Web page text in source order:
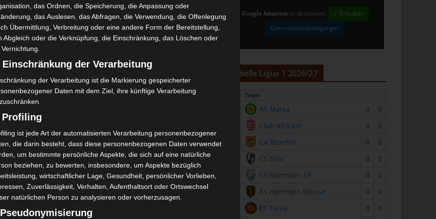
Gordon House, Barrow Street, Dublin, D04 E5W5, Ireland) benötigen
Google Adsense personenbezogene Daten erhoben, verarbeitet und
entnehmen Sie bitte den Datenschutzbedingungen.
13:00 Uhr. Schiedsrichter: Oussema Ben Ishak.
Sportive Kairouanaise um 13:00 Uhr.
Nidhal Beltaief
Google Adsense ist deaktiviert.
✓ Erlauben
Datenschutzbedingungen
Tabelle Ligue 1 2026/27
Team
AS Marsa 0
0
Club Africain 0
0
CA Bizertin 0
0
CS Sfax 0
0
CS Hammam-Lif 0
0
ES Hammam Sousse 0
0
ES Tunis 0
0
das Ordnen, die Speicherung, die Anpassung oder
das Auslesen, das Abfragen, die Verwendung, die Offenlegung
Übermittlung, Verbreitung oder eine andere Form der Bereitstellung,
Abgleich oder die Verknüpfung, die Einschränkung, das Löschen oder
Einschränkung der Verarbeitung
der Verarbeitung ist die Markierung gespeicherter
Daten mit dem Ziel, ihre künftige Verarbeitung
Profiling
ist jede Art der automatisierten Verarbeitung personenbezogener
die darin besteht, dass diese personenbezogenen Daten verwendet
um bestimmte persönliche Aspekte, die sich auf eine natürliche
beziehen, zu bewerten, insbesondere, um Aspekte bezüglich
wirtschaftlicher Lage, Gesundheit, persönlicher Vorlieben,
Zuverlässigkeit, Verhalten, Aufenthaltsort oder Ortswechsel
natürlichen Person zu analysieren oder vorherzusagen.